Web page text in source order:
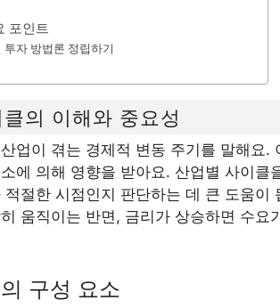
포인트
투자 방법론 정립하기
의 이해와 중요성
업이 겪는 경제적 변동 주기를 말해요.
에 의해 영향을 받아요. 산업별 사이클
절한 시점인지 판단하는 데 큰 도움이
움직이는 반면, 금리가 상승하면 수요
구성 요소